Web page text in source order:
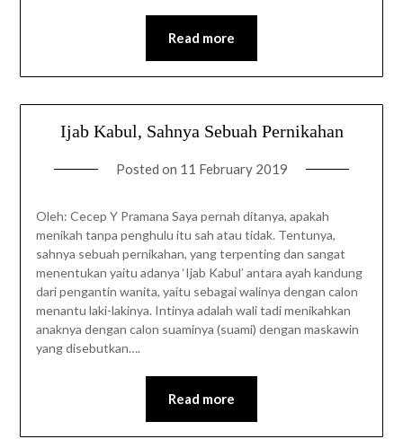
Read more
Ijab Kabul, Sahnya Sebuah Pernikahan
Posted on 11 February 2019
Oleh: Cecep Y Pramana Saya pernah ditanya, apakah
menikah tanpa penghulu itu sah atau tidak. Tentunya,
sahnya sebuah pernikahan, yang terpenting dan sangat
menentukan yaitu adanya ‘Ijab Kabul’ antara ayah kandung
dari pengantin wanita, yaitu sebagai walinya dengan calon
menantu laki-lakinya. Intinya adalah wali tadi menikahkan
anaknya dengan calon suaminya (suami) dengan maskawin
yang disebutkan….
Read more